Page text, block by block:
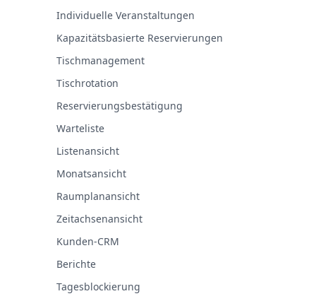
Individuelle Veranstaltungen
Kapazitätsbasierte Reservierungen
Tischmanagement
Tischrotation
Reservierungsbestätigung
Warteliste
Listenansicht
Monatsansicht
Raumplanansicht
Zeitachsenansicht
Kunden-CRM
Berichte
Tagesblockierung